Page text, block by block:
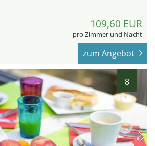
109,60 EUR
pro Zimmer und Nacht
zum Angebot
8